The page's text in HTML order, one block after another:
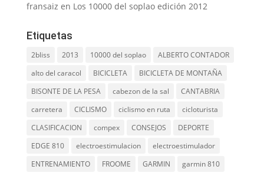
fransaiz en Los 10000 del soplao edición 2012
Etiquetas
2bliss 2013 10000 del soplao
ALBERTO CONTADOR
alto del caracol
BICICLETA
BICICLETA DE MONTAÑA
BISONTE DE LA PESA
cabezon de la sal
CANTABRIA
carretera
CICLISMO ciclismo en ruta
cicloturista
CLASIFICACION
compex CONSEJOS
DEPORTE
EDGE 810
electroestimulacion
electroestimulador
ENTRENAMIENTO
FROOME GARMIN garmin 810